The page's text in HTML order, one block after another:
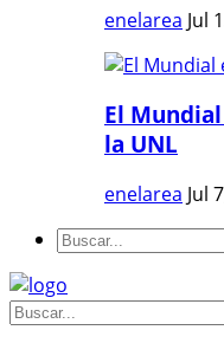
enelarea Jul
El
la UNL
enelarea Jul